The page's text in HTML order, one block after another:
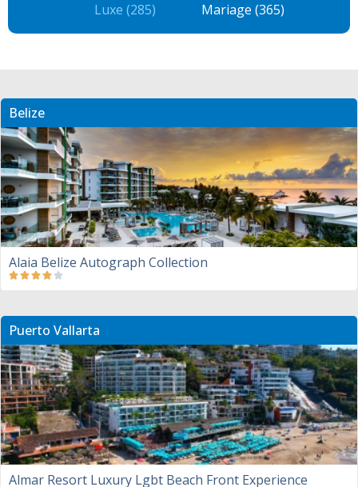
Luxe (285)
Mariage (365)
Belize
Alaia Belize Autograph Collection
Puerto Vallarta
Almar Resort Luxury Lgbt Beach Front Experience